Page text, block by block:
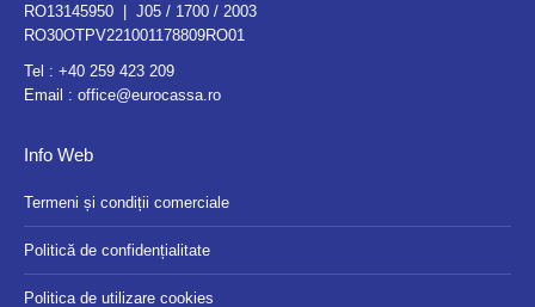
RO13145950 | J05 / 1700 / 2003
RO30OTPV221001178809RO01
Tel : +40 259 423 209
Email : office@eurocassa.ro
Info Web
Termeni și condiții comerciale
Politică de confidențialitate
Politica de utilizare cookies